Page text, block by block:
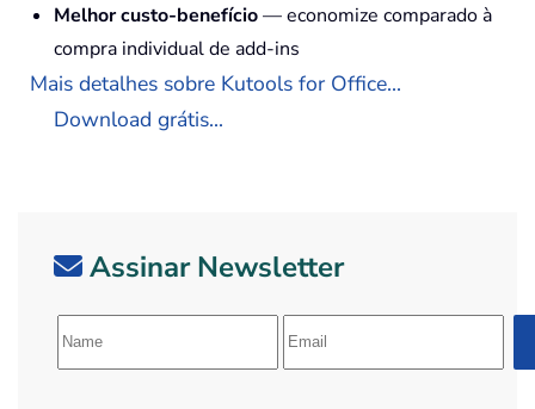
Melhor custo-benefício— economize comparado à
compra individual de add-ins
Mais detalhes sobre Kutools for Office...
Download grátis...
Assinar Newsletter